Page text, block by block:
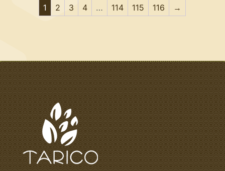
1 2 3 4 … 114 115 116 →